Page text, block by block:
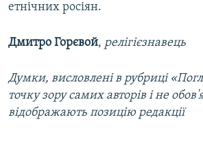
етнічних росіян.
Дмитро Горєвой, релігієзнавець
Думки, висловлені в рубриці
точку зору самих авторів і не
відображають позицію редакції